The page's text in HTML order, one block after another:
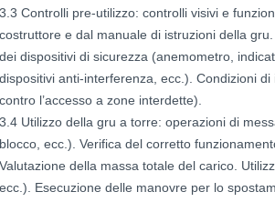
3.3 Controlli pre-utilizzo: controlli visivi e
costruttore e dal manuale di istruzioni della
dei dispositivi di sicurezza (anemometro,
dispositivi anti-interferenza, ecc.). Condizioni
contro l’accesso a zone interdette).
3.4 Utilizzo della gru a torre: operazioni di
blocco, ecc.). Verifica del corretto
Valutazione della massa totale del carico.
ecc.). Esecuzione delle manovre per lo